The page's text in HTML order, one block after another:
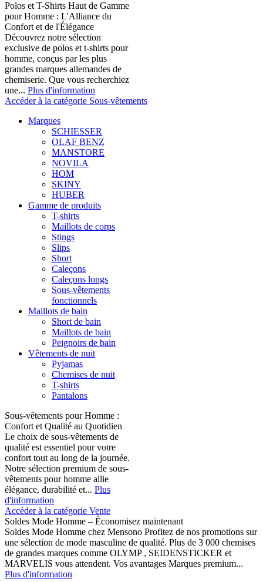
Polos et T-Shirts Haut de Gamme
pour Homme : L'Alliance du
Confort et de l'Élégance
Découvrez notre sélection
exclusive de polos et t-shirts pour
homme, conçus par les plus
grandes marques allemandes de
chemiserie. Que vous recherchiez
une... Plus d'information
Accéder à la catégorie Sous-vêtements
Marques
SCHIESSER
OLAF BENZ
MANSTORE
NOVILA
HOM
SKINY
HUBER
Gamme de produits
T-shirts
Maillots de corps
Stings
Slips
Short
Caleçons
Caleçons longs
Sous-vêtements
fonctionnels
Maillots de bain
Short de bain
Maillots de bain
Peignoirs de bain
Vêtements de nuit
Pyjamas
Chemises de nuit
T-shirts
Pantalons
Sous-vêtements pour Homme :
Confort et Qualité au Quotidien
Le choix de sous-vêtements de
qualité est essentiel pour votre
confort tout au long de la journée.
Notre sélection premium de sous-
vêtements pour homme allie
élégance, durabilité et... Plus
d'information
Accéder à la catégorie Vente
Soldes Mode Homme – Économisez maintenant
Soldes Mode Homme chez Mensono Profitez de nos promotions sur
une sélection de mode masculine de qualité. Plus de 3 000 chemises
de grandes marques comme OLYMP , SEIDENSTICKER et
MARVELIS vous attendent. Vos avantages Marques premium...
Plus d'information